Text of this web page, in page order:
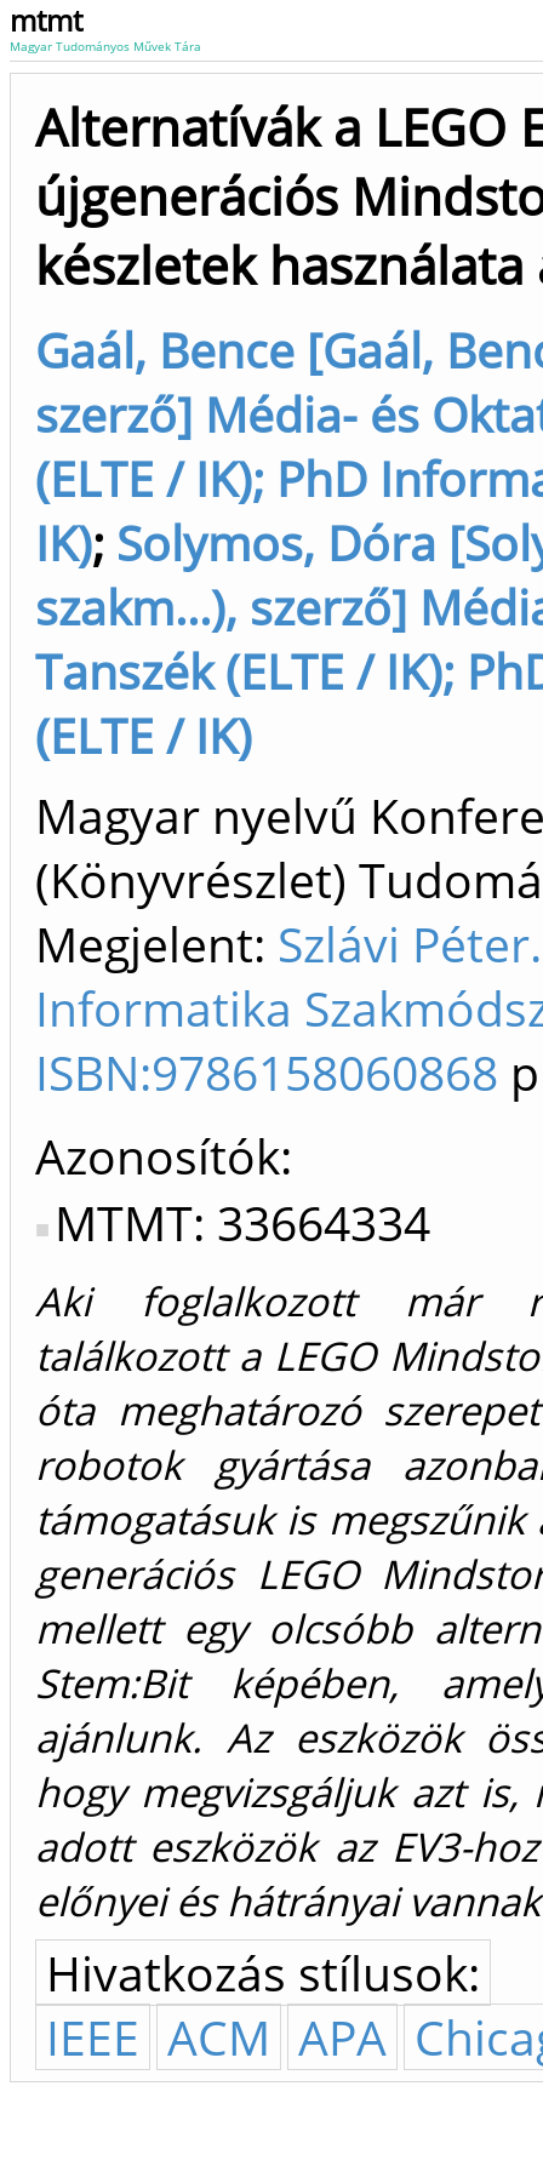
mtmt
Magyar Tudományos Művek Tára
Alternatívák a LEGO
újgenerációs
készletek
Gaál, Bence [Gaál,
szerző] Média- és
(ELTE / IK); PhD
IK); Solymos, Dóra
szakm...), szerző]
Tanszék (ELTE / IK);
(ELTE / IK)
Magyar nyelvű
(Könyvrészlet)
Megjelent: Szlávi
Informatika
ISBN:9786158060868
Azonosítók
MTMT: 33664334
Aki foglalkozott már
találkozott a LEGO
óta meghatározó
robotok gyártása
támogatásuk is
generációs LEGO
mellett egy olcsóbb
Stem:Bit képében,
ajánlunk. Az eszközök
hogy megvizsgáljuk azt
adott eszközök az EV3-
előnyei és hátrányai
Hivatkozás stílusok:
IEEE ACM APA